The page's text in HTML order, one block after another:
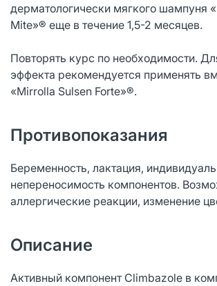
дерматологически мягкого шампуня
Mite»® еще в течение 1,5-2 месяцев.
Повторять курс по необходимости.
эффекта рекомендуется применять
«Mirrolla Sulsen Forte»®.
Противопоказания
Беременность, лактация,
непереносимость компонентов.
аллергические реакции, изменение
Описание
Активный компонент Climbazole в